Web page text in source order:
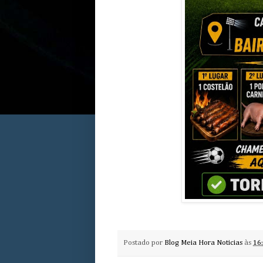
Postado por Blog Meia Hora Noticias às